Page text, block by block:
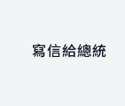
寫信給總統